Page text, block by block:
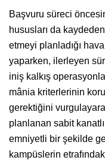
Başvuru süreci
hususları da
etmeyi planladığı
yaparken, ilerleyen
iniş kalkış
mânia kriterlerinin
gerektiğini
planlanan sabit
emniyetli bir şekilde
kampüslerin